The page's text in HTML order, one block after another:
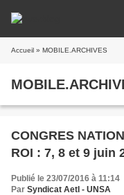
Accueil » MOBILE.ARCHIVES
CONGRES
ROI : 7, 8 et 9 juin
Publié le 23/07/2016 à 11:14
Par Syndicat AetI - UNSA